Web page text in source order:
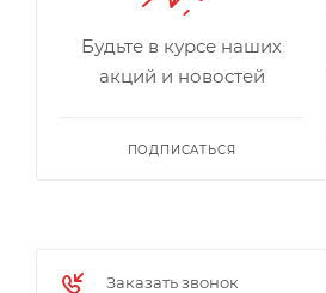
Будьте в курсе наших
акций и новостей
ПОДПИСАТЬСЯ
Заказать звонок